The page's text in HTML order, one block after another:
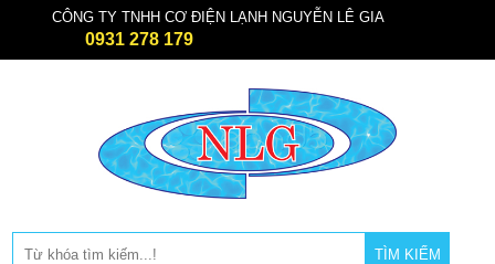
CÔNG TY TNHH CƠ ĐIỆN LẠNH NGUYỄN LÊ GIA
0931 278 179
TÌM KIẾM